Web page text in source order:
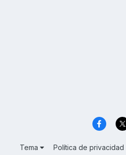
Tema Política de privacidad